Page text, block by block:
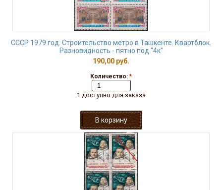
СССР 1979 год. Строительство метро в Ташкенте. Квартблок.
Разновидность - пятно под "4к"
190,00 руб.
Количество: *
1 доступно для заказа